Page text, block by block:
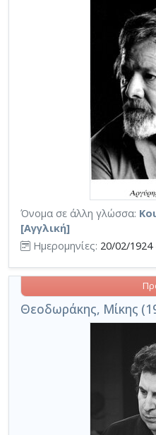
Όνομα σε άλλη γλώσσα:
[Αγγλική]
Ημερομηνίες: 20/02/1924
Θεοδωράκης, Μίκης